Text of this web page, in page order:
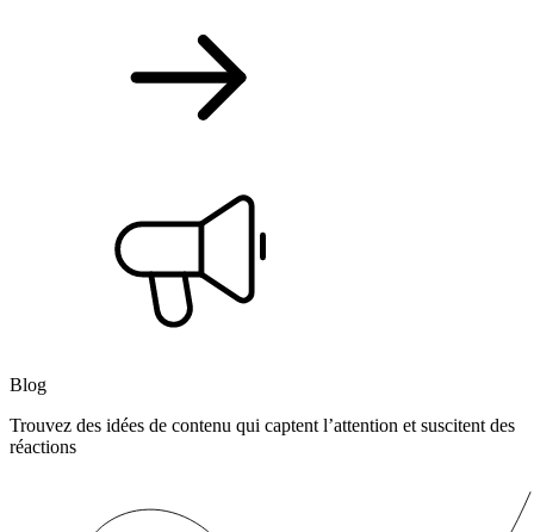
Blog
Trouvez des idées de contenu qui captent l’attention et suscitent des
réactions